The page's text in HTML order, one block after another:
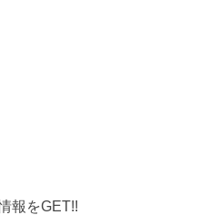
報をGET!!